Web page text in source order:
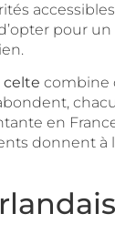
pour un
celte combine
en
donnent à